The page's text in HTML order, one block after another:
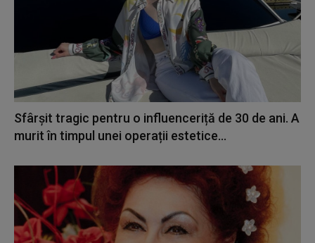
Sfârșit tragic pentru o influenceriță de 30 de ani. A
murit în timpul unei operații estetice...